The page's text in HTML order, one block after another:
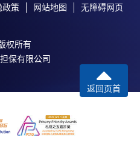
政策 网站地图 无障碍网页
权所有
保有限公司
返回页首